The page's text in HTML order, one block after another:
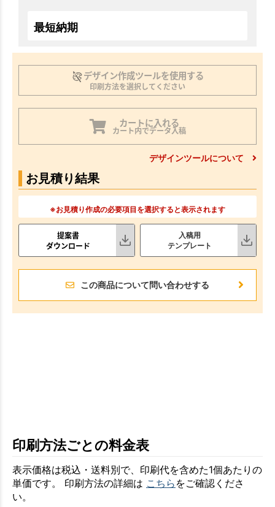
最短納期
デザイン作成ツールを使用する
印刷方法を選択してください
カートに入れる
カート内でデータ入稿
デザインツールについて
お見積り結果
※お見積り作成の必要項目を選択すると表示されます
提案書
ダウンロード
入稿用
テンプレート
この商品について問い合わせする
印刷方法ごとの料金表
表示価格は税込・送料別で、印刷代を含めた1個あたりの
単価です。 印刷方法の詳細は こちら をご確認くださ
い。